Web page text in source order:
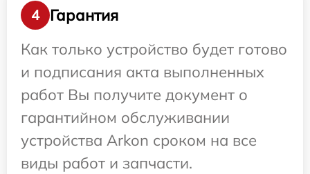
4
Гарантия
Как только устройство будет готово
и подписания акта выполненных
работ Вы получите документ о
гарантийном обслуживании
устройства Arkon сроком на все
виды работ и запчасти.